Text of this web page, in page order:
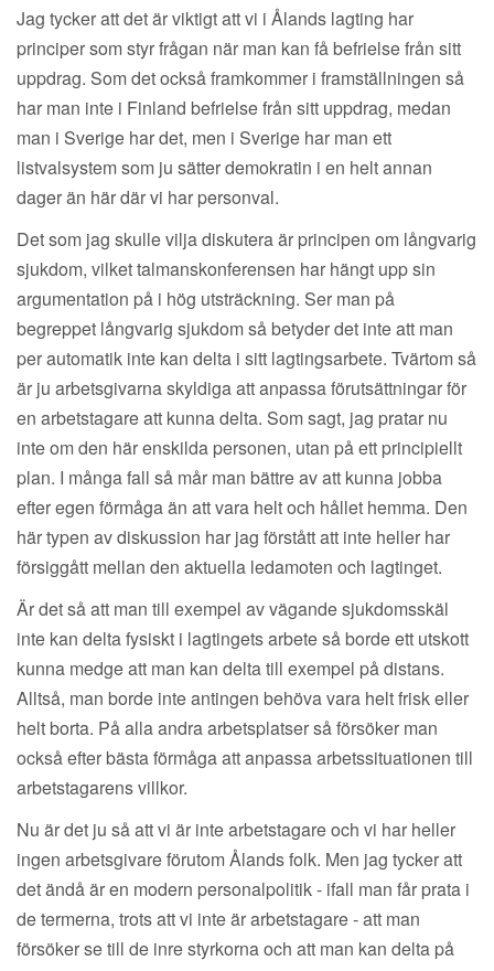
Jag tycker att det är viktigt att vi i Ålands lagting har
principer som styr frågan när man kan få befrielse från sitt
uppdrag. Som det också framkommer i framställningen så
har man inte i Finland befrielse från sitt uppdrag, medan
man i Sverige har det, men i Sverige har man ett
listvalsystem som ju sätter demokratin i en helt annan
dager än här där vi har personval.
Det som jag skulle vilja diskutera är principen om långvarig
sjukdom, vilket talmanskonferensen har hängt upp sin
argumentation på i hög utsträckning. Ser man på
begreppet långvarig sjukdom så betyder det inte att man
per automatik inte kan delta i sitt lagtingsarbete. Tvärtom så
är ju arbetsgivarna skyldiga att anpassa förutsättningar för
en arbetstagare att kunna delta. Som sagt, jag pratar nu
inte om den här enskilda personen, utan på ett principiellt
plan. I många fall så mår man bättre av att kunna jobba
efter egen förmåga än att vara helt och hållet hemma. Den
här typen av diskussion har jag förstått att inte heller har
försiggått mellan den aktuella ledamoten och lagtinget.
Är det så att man till exempel av vägande sjukdomsskäl
inte kan delta fysiskt i lagtingets arbete så borde ett utskott
kunna medge att man kan delta till exempel på distans.
Alltså, man borde inte antingen behöva vara helt frisk eller
helt borta. På alla andra arbetsplatser så försöker man
också efter bästa förmåga att anpassa arbetssituationen till
arbetstagarens villkor.
Nu är det ju så att vi är inte arbetstagare och vi har heller
ingen arbetsgivare förutom Ålands folk. Men jag tycker att
det ändå är en modern personalpolitik - ifall man får prata i
de termerna, trots att vi inte är arbetstagare - att man
försöker se till de inre styrkorna och att man kan delta på